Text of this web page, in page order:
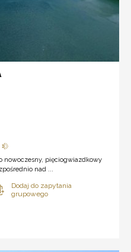
nowoczesny, pięciogwiazdkowy
nad ...